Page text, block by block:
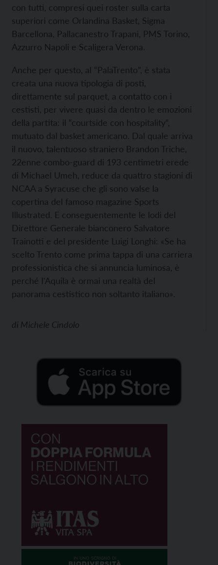
con tutti, compresi quei roster sulla carta
superiori come Orlandina Basket, Sigma
Barcellona, Pallacanestro Trapani, PMS Torino,
Azzurro Napoli e Scaligera Verona.
Anche per questo, al “PalaTrento”, è stata
creata una nuova tipologia di posti,
direttamente sul parquet, a contatto con i
cestisti, per vivere quasi da dentro le emozioni
della partita: il “courtside con hospitality”,
mutuato dal basket americano. Dal quale arriva
il nuovo, talentuoso straniero Brandon Triche,
22enne combo-guard di 193 centimetri erede
di Michael Umeh, reduce da quattro stagioni di
NCAA a Syracuse che gli sono valse la
copertina del famoso magazine Sports
Illustrated. E conseguentemente le lodi del
Direttore Generale bianconero Salvatore
Trainotti e del presidente Luigi Longhi: «Se ha
scelto Trento come prima tappa di una carriera
professionistica che si annuncia luminosa, è
perché l'Aquila è ormai una realtà del
panorama cestistico non soltanto italiano».
di Michele Cindolo